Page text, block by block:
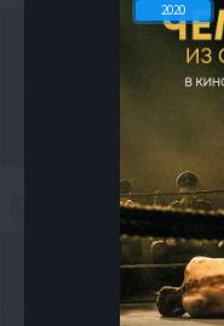
2020